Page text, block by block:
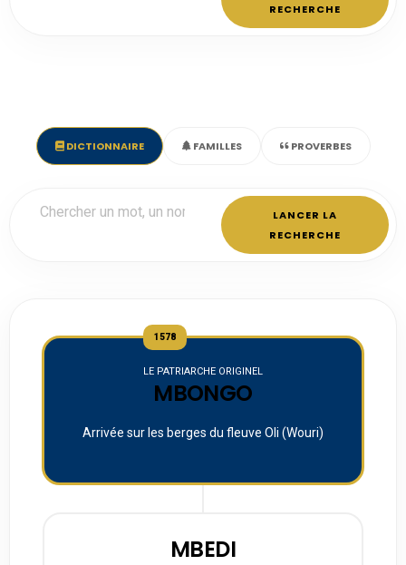
RECHERCHE
DICTIONNAIRE FAMILLES PROVERBES
LANCER LA
RECHERCHE
1578
LE PATRIARCHE ORIGINEL
MBONGO
Arrivée sur les berges du fleuve Oli (Wouri)
MBEDI